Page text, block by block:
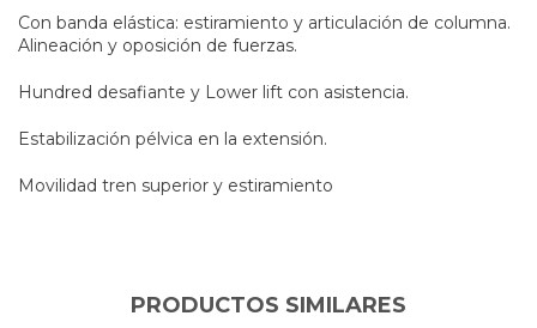
Con banda elástica: estiramiento y articulación de columna.
Alineación y oposición de fuerzas.
Hundred desafiante y Lower lift con asistencia.
Estabilización pélvica en la extensión.
Movilidad tren superior y estiramiento
PRODUCTOS SIMILARES